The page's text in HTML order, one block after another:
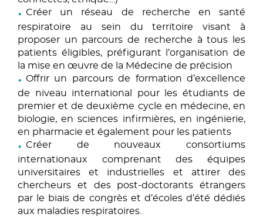
Créer un réseau de recherche en santé
respiratoire au sein du territoire visant à
proposer un parcours de recherche à tous les
patients éligibles, préfigurant l’organisation de
la mise en œuvre de la Médecine de précision
Offrir un parcours de formation d’excellence
de niveau international pour les étudiants de
premier et de deuxième cycle en médecine, en
biologie, en sciences infirmières, en ingénierie,
en pharmacie et également pour les patients
Créer de nouveaux consortiums
internationaux comprenant des équipes
universitaires et industrielles et attirer des
chercheurs et des post-doctorants étrangers
par le biais de congrès et d’écoles d’été dédiés
aux maladies respiratoires.